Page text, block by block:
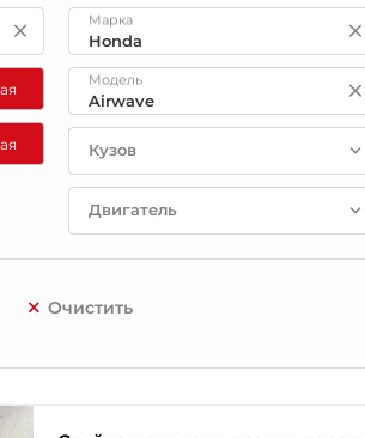
Марка
Модель
Кузов
Двигатель
Очистить